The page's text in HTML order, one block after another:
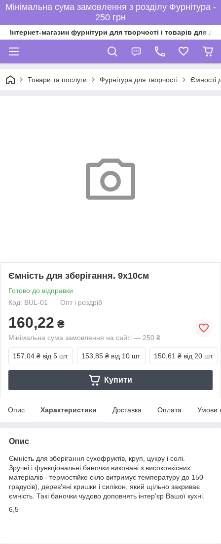
Мінімальна сума замовлення з розділу Фурнітура -
250 грн
Інтернет-магазин фурнітури для творчості і товарів для
Товари та послуги Фурнітура для творчості Ємності
Ємність для зберігання. 9х10см
Готово до відправки
Код: BUL-01
Опт і роздріб
160,22 ₴
Мінімальна сума замовлення на сайті — 250 ₴
157,04 ₴ від 5 шт. 153,85 ₴ від 10 шт. 150,61 ₴ від 20 шт.
Купити
Опис Характеристики Доставка Оплата Умови
Опис
Ємність для зберігання сухофруктів, круп, цукру і солі.
Зручні і функціональні баночки виконані з високоякісних
матеріалів - термостійке скло витримує температуру до 150
градусів), дерев'яні кришки і силікон, який щільно закриває
ємність. Такі баночки чудово доповнять інтер'єр Вашої кухні.
6,5